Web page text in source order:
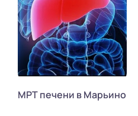
МРТ печени в Марьино